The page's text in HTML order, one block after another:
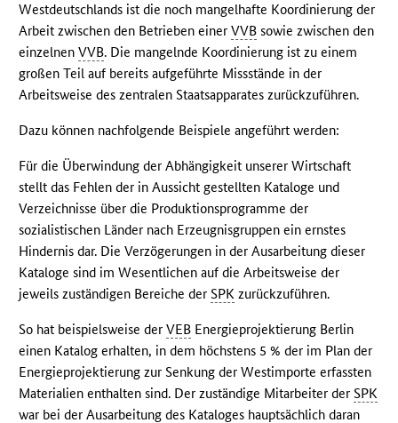
Westdeutschlands ist die noch mangelhafte Koordinierung der
Arbeit zwischen den Betrieben einerVVB sowie zwischen den
einzelnenVVB. Die mangelnde Koordinierung ist zu einem
großen Teil auf bereits aufgeführte Missstände in der
Arbeitsweise des zentralen Staatsapparates zurückzuführen.
Dazu können nachfolgende Beispiele angeführt werden:
Für die Überwindung der Abhängigkeit unserer Wirtschaft
stellt das Fehlen der in Aussicht gestellten Kataloge und
Verzeichnisse über die Produktionsprogramme der
sozialistischen Länder nach Erzeugnisgruppen ein ernstes
Hindernis dar. Die Verzögerungen in der Ausarbeitung dieser
Kataloge sind im Wesentlichen auf die Arbeitsweise der
jeweils zuständigen Bereiche derSPK zurückzuführen.
So hat beispielsweise derVEB Energieprojektierung Berlin
einen Katalog erhalten, in dem höchstens 5 % der im Plan der
Energieprojektierung zur Senkung der Westimporte erfassten
Materialien enthalten sind. Der zuständige Mitarbeiter derSPK
war bei der Ausarbeitung des Kataloges hauptsächlich daran